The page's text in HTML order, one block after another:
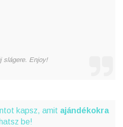
slágere. Enjoy!
kapsz, amit ajándékokra
be!